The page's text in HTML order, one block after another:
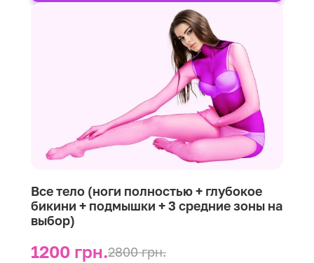
Все тело (ноги полностью + глубокое
бикини + подмышки + 3 средние зоны на
выбор)
1200 грн.2800 грн.